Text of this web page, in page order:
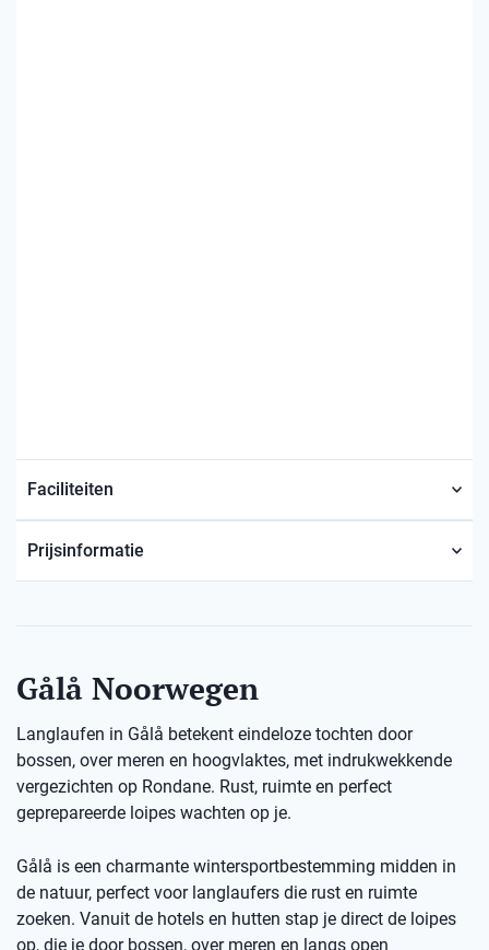
Faciliteiten
Prijsinformatie
Gålå Noorwegen
Langlaufen in Gålå betekent eindeloze tochten door
bossen, over meren en hoogvlaktes, met indrukwekkende
vergezichten op Rondane. Rust, ruimte en perfect
geprepareerde loipes wachten op je.
Gålå is een charmante wintersportbestemming midden in
de natuur, perfect voor langlaufers die rust en ruimte
zoeken. Vanuit de hotels en hutten stap je direct de loipes
op, die je door bossen, over meren en langs open